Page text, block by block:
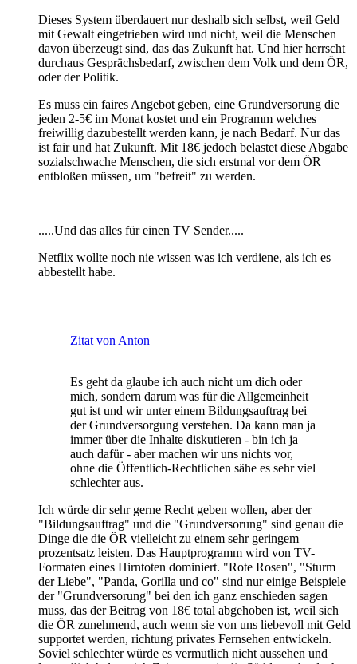
Dieses System überdauert nur deshalb sich selbst, weil Geld
mit Gewalt eingetrieben wird und nicht, weil die Menschen
davon überzeugt sind, das das Zukunft hat. Und hier herrscht
durchaus Gesprächsbedarf, zwischen dem Volk und dem ÖR,
oder der Politik.
Es muss ein faires Angebot geben, eine Grundversorung die
jeden 2-5€ im Monat kostet und ein Programm welches
freiwillig dazubestellt werden kann, je nach Bedarf. Nur das
ist fair und hat Zukunft. Mit 18€ jedoch belastet diese Abgabe
sozialschwache Menschen, die sich erstmal vor dem ÖR
entbloßen müssen, um "befreit" zu werden.
.....Und das alles für einen TV Sender.....
Netflix wollte noch nie wissen was ich verdiene, als ich es
abbestellt habe.
Zitat von Anton
Es geht da glaube ich auch nicht um dich oder
mich, sondern darum was für die Allgemeinheit
gut ist und wir unter einem Bildungsauftrag bei
der Grundversorgung verstehen. Da kann man ja
immer über die Inhalte diskutieren - bin ich ja
auch dafür - aber machen wir uns nichts vor,
ohne die Öffentlich-Rechtlichen sähe es sehr viel
schlechter aus.
Ich würde dir sehr gerne Recht geben wollen, aber der
"Bildungsauftrag" und die "Grundversorung" sind genau die
Dinge die die ÖR vielleicht zu einem sehr geringem
prozentsatz leisten. Das Hauptprogramm wird von TV-
Formaten eines Hirntoten dominiert. "Rote Rosen", "Sturm
der Liebe", "Panda, Gorilla und co" sind nur einige Beispiele
der "Grundversorung" bei den ich ganz enschieden sagen
muss, das der Beitrag von 18€ total abgehoben ist, weil sich
die ÖR zunehmend, auch wenn sie von uns liebevoll mit Geld
supportet werden, richtung privates Fernsehen entwickeln.
Soviel schlechter würde es vermutlich nicht aussehen und